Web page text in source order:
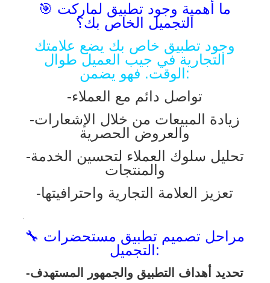
🎯 ما أهمية وجود تطبيق لماركت
التجميل الخاص بك؟
وجود تطبيق خاص بك يضع علامتك
التجارية في جيب العميل طوال
الوقت. فهو يضمن:
-تواصل دائم مع العملاء
-زيادة المبيعات من خلال الإشعارات
والعروض الحصرية
-تحليل سلوك العملاء لتحسين الخدمة
والمنتجات
-تعزيز العلامة التجارية واحترافيتها
.
🔧 مراحل تصميم تطبيق مستحضرات
التجميل:
-تحديد أهداف التطبيق والجمهور المستهدف